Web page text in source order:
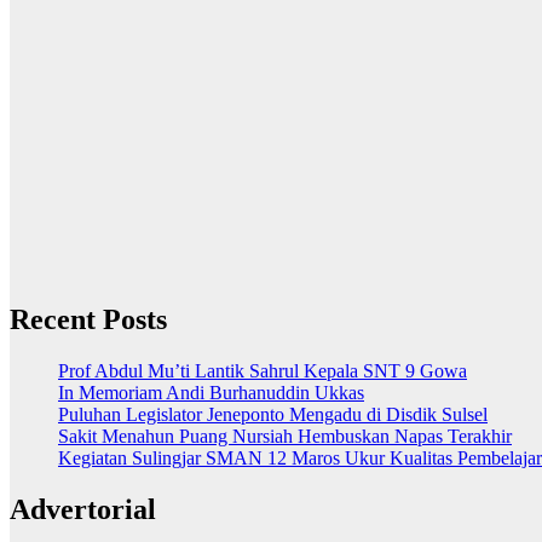
Recent Posts
Prof Abdul Mu’ti Lantik Sahrul Kepala SNT 9 Gowa
In Memoriam Andi Burhanuddin Ukkas
Puluhan Legislator Jeneponto Mengadu di Disdik Sulsel
Sakit Menahun Puang Nursiah Hembuskan Napas Terakhir
Kegiatan Sulingjar SMAN 12 Maros Ukur Kualitas
Advertorial